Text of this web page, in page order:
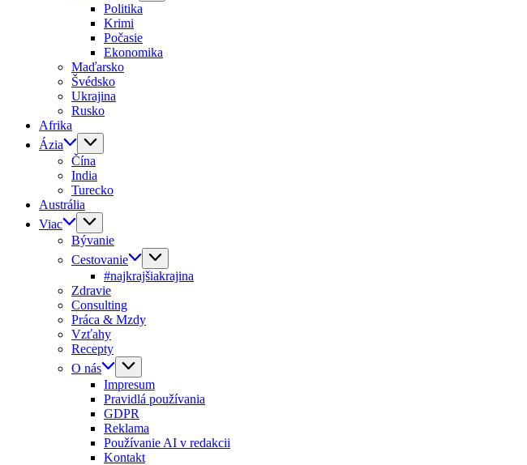
Politika
Krimi
Počasie
Ekonomika
Maďarsko
Švédsko
Ukrajina
Rusko
Afrika
Ázia
Čína
India
Turecko
Austrália
Viac
Bývanie
Cestovanie
#najkrajšiakrajina
Zdravie
Consulting
Práca & Mzdy
Vzťahy
Recepty
O nás
Impresum
Pravidlá používania
GDPR
Reklama
Používanie AI v redakcii
Kontakt